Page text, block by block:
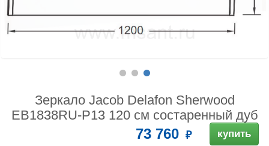
Зеркало Jacob Delafon Sherwood
EB1838RU-P13 120 см состаренный дуб
73 760 купить